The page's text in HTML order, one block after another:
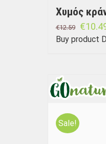
Χυμός
€12.59 €
Buy product
Sale!